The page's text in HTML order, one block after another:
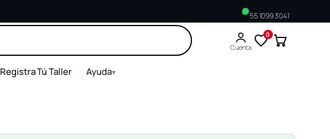
55 1099 3041
Cuenta
0
Registra Tú Taller Ayuda▾